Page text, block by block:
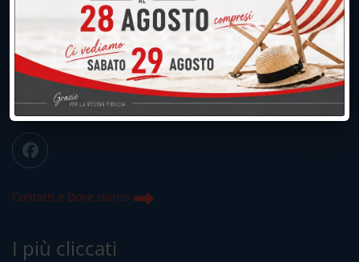
039.677.2778
039.677.2778
info@peregoarredamenti.it
ORARI: 09.00/12.00 - 15.00/19.15
Chiuso domenica e lunedì mattina
Contatti e Dove siamo
I più cliccati